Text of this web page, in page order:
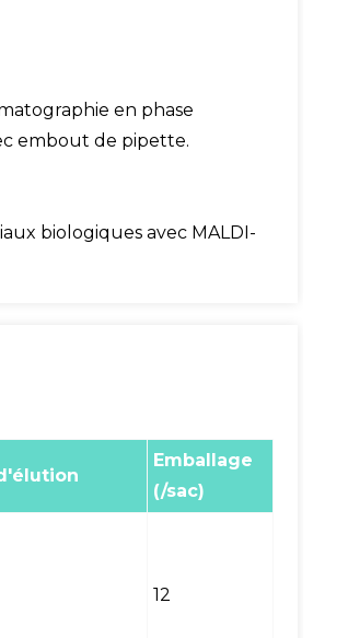
en phase
embout de pipette.
biologiques avec MALDI-
Emballage
(/sac)
12